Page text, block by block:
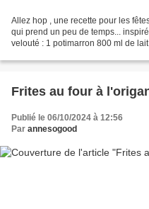
Allez hop , une recette pour les
qui prend un peu de temps...
velouté : 1 potimarron 800 ml de
Frites au four à
Publié le 06/10/2024 à 12:56
Par annesogood